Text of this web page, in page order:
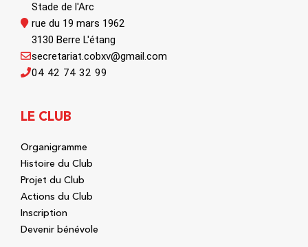
Stade de l'Arc
rue du 19 mars 1962
3130 Berre L'étang
04 42 74 32 99
secretariat.cobxv@gmail.com
LE CLUB
Organigramme
Histoire du Club
Projet du Club
Actions du Club
Inscription
Devenir bénévole